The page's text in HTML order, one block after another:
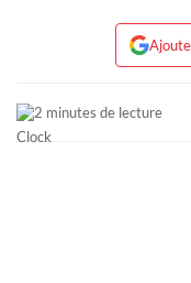
2 minutes de lecture